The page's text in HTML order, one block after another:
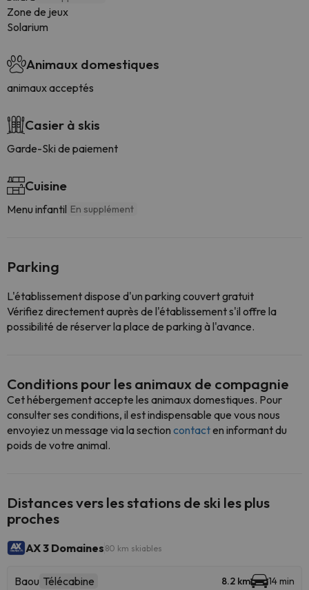
Zone de jeux
Solarium
Animaux domestiques
animaux acceptés
Casier à skis
Garde-Ski de paiement
Cuisine
Menu infantil En supplément
Parking
L'établissement dispose d'un parking couvert gratuit
Vérifiez directement auprès de l'établissement s'il offre la
possibilité de réserver la place de parking à l'avance.
Conditions pour les animaux de compagnie
Cet hébergement accepte les animaux domestiques. Pour
consulter ses conditions, il est indispensable que vous nous
envoyiez un message via la section contacten informant du
poids de votre animal.
Distances vers les stations de ski les plus
proches
AX 3 Domaines 80 km skiables
Baou Télécabine 8.2 km 14 min